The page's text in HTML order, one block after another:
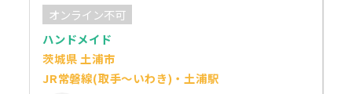
オンライン不可
ハンドメイド
茨城県 土浦市
JR常磐線(取手～いわき)・土浦駅